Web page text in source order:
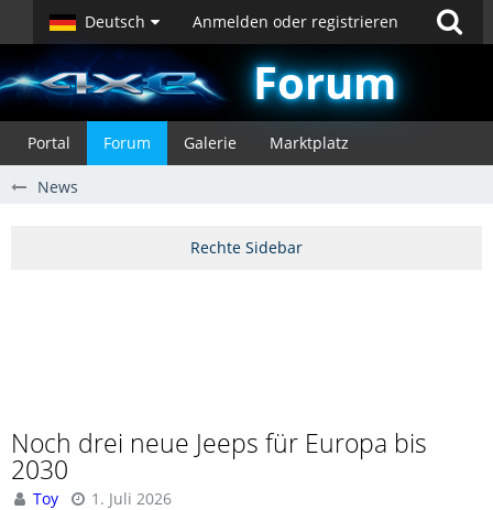
Deutsch Anmelden oder registrieren
Forum
Portal Forum Galerie Marktplatz
News
Noch drei neue Jeeps für Europa bis
2030
Toy 1. Juli 2026